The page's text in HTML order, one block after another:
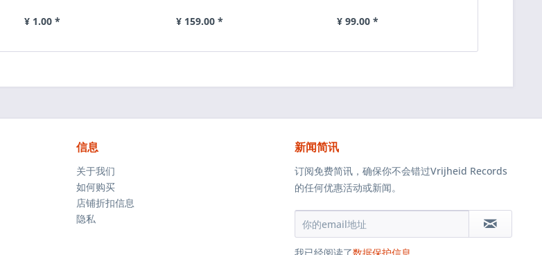
2xLP (黑色)...
¥ 1.00 *
¥ 159.00 *
¥ 99.00 *
信息
关于我们
如何购买
店铺折扣信息
隐私
新闻简讯
订阅免费简讯，确保你不会错过Vrijheid Records
的任何优惠活动或新闻。